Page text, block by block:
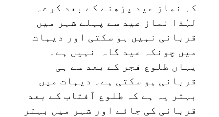
کہ نماز عید پڑھنے کے بعد کرے۔
لہٰذا نماز عید سے پہلے شہر میں
قربانی نہیں ہو سکتی اور دیہات
میں چونکہ عید گاہ نہیں ہے۔
یہاں طلوع فجر کے بعد سے ہی
قربانی ہو سکتی ہے۔ دیہات میں
بہتر یہ ہے کہ طلوع آفتاب کے بعد
قربانی کی جائے اور شہر میں بہتر